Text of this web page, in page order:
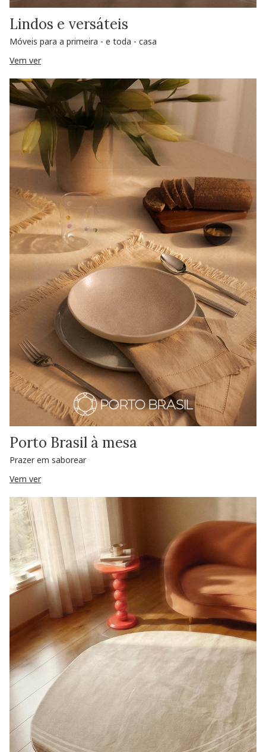
Lindos e versáteis
Móveis para a primeira - e toda - casa
Vem ver
Porto Brasil à mesa
Prazer em saborear
Vem ver